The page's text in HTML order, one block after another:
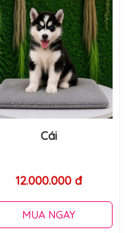
Đực
12.000.000 đ
MUA NGAY